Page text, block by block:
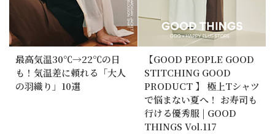
最高気温30℃→22℃の日
も！気温差に頼れる「大人
の羽織り」10選
【GOOD PEOPLE GOOD
STITCHING GOOD
PRODUCT 】 極上Tシャツ
で悩まない夏へ！ お寿司も
行ける優秀服 | GOOD
THINGS Vol.117